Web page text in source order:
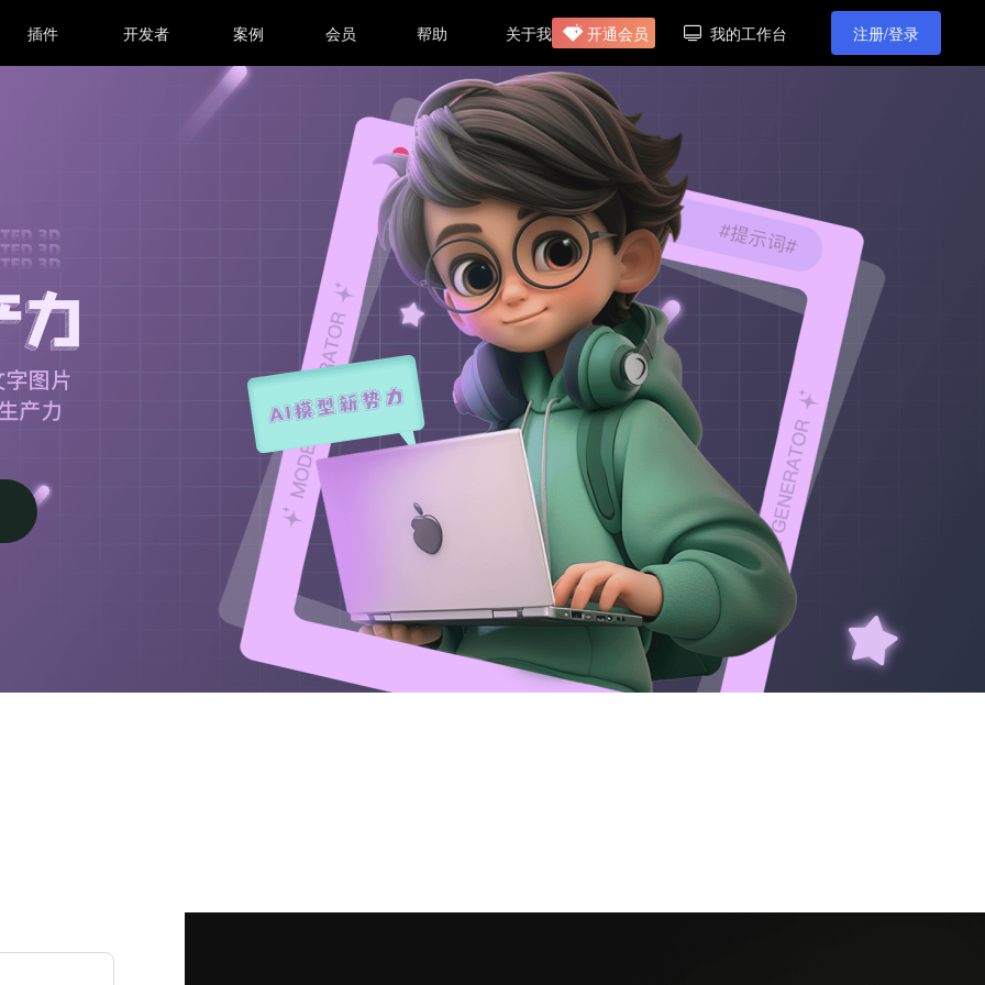
插件 开发者 案例
中心
会员 帮助
中心
关于我
们
开通会员 我的工作台 注册/登录